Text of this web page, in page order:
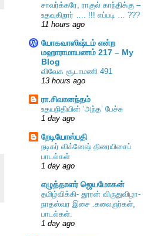
சாவர்க்கரே, ராகுல் காந்திக்கு –
உதவுகிறார் …. !!! எப்படி … ???
11 hours ago
யோகவாஸிஷ்டம் என்ற
மஹாராமாயணம் 217 – My
Blog
விவேக சூடாமணி 491
13 hours ago
ரா.சிவானந்தம்
உதயநிதியின் ‘அந்த’ பேச்சு
1 day ago
றேடியோஸ்பதி
நடிகர் விக்னேஷ் திரையிசைப்
பாடல்கள்
1 day ago
எழுத்தாளர் ஜெயமோகன்
தமிழ்விக்கி- தூரன் விருதுவிழா-
நாதஸ்வர இசை .கலைஞர்கள்,
பாடல்கள்.
1 day ago